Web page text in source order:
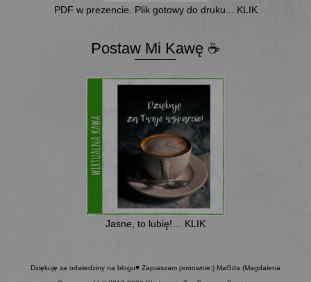
PDF w prezencie. Plik gotowy do druku... KLIK
Postaw Mi Kawę ☕
Jasne, to lubię!… KLIK
Dziękuję za odwiedziny na blogu♥ Zapraszam ponownie:) MaGda (Magdalena